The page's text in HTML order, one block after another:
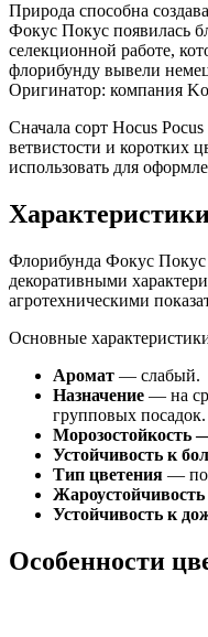
Природа способна
Фокус Покус появилась
селекционной работе,
флорибунду вывели
Оригинатор: компания
Сначала сорт Hocus
ветвистости и коротких
использовать для
Флорибунда Фокус
декоративными
агротехническими
Основные
Аромат — слабый.
Назначение — на
групповых посадок.
Морозостойкость
Устойчивость к
Тип цветения —
Жароустойчивость
Устойчивость к
Особенности